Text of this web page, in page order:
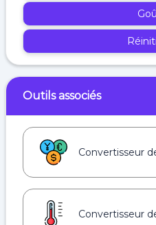
Outils associés
Convertisseur
Convertisseur